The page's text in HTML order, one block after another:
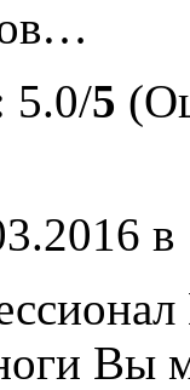
5.0/5
Вы